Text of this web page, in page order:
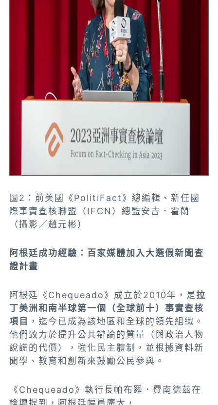
圖2：前美國《PolitiFact》總編輯、新任國
際事實查核聯盟（IFCN）總監安吉．霍蘭
（攝影／趙元彬）
阿根廷成功經驗：百家媒體加入大選假新聞查
證計畫
阿根廷《Chequeado》成立於2010年，是拉
丁美洲和南半球第一個（全球前十）事實查核
項目
，迄今已成為該地區和全球的領先組織。
他們致力於提升公共辯論的質量（與政治人物
說謊的代價），強化民主體制，並根據資料新
聞學、教育和創新來鼓勵公民參與。
《Chequeado》執行長帕布羅．費南德茲在
論壇提到，阿根廷幅員廣大，